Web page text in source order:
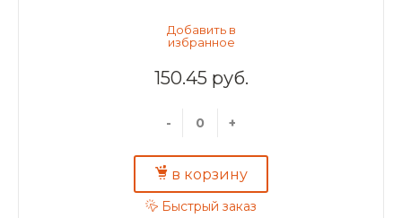
150.45 руб.
- +
в корзину
Быстрый заказ